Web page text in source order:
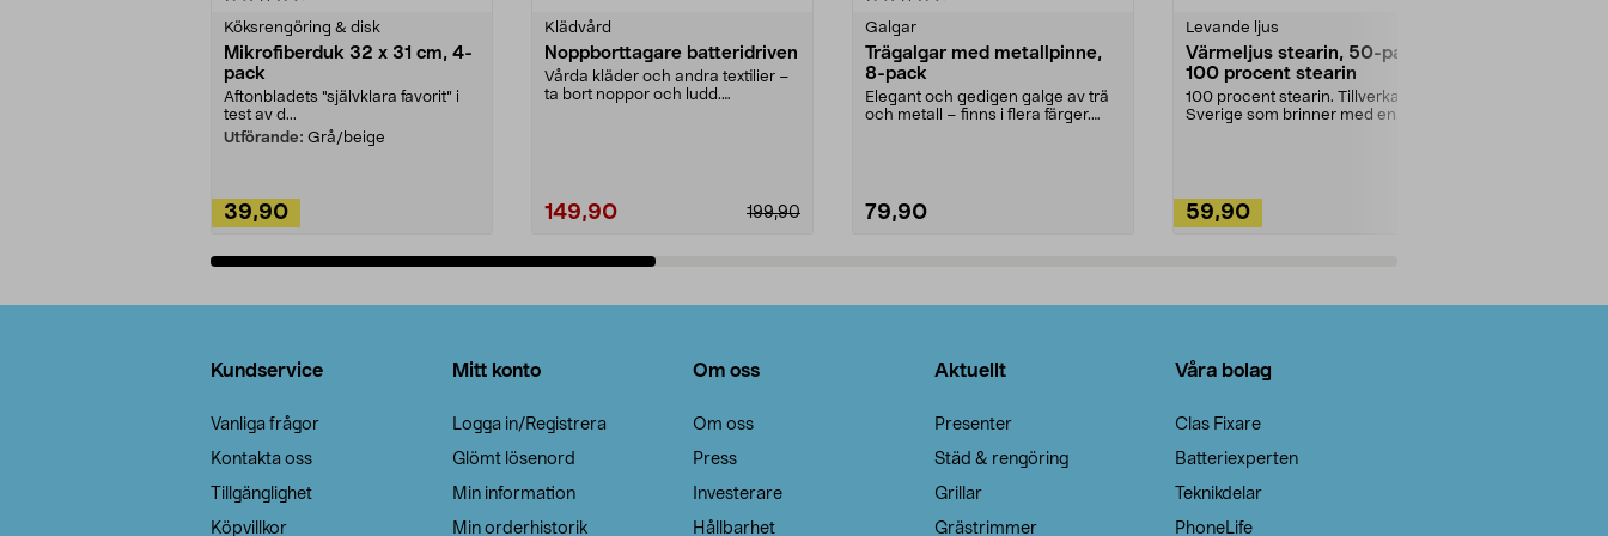
Köksrengöring & disk
Mikrofiberduk 32 x 31 cm, 4-
pack
Aftonbladets "självklara favorit” i
test av d...
Utförande: Grå/beige
39,90
Klädvård
Noppborttagare batteridriven
Vårda kläder och andra textilier –
ta bort noppor och ludd.
199,90
149,90
Galgar
Trägalgar med metallpinne,
8-pack
Elegant och gedigen galge av trä
och metall – finns i flera färger.
79,90
Levande ljus
Värmeljus stearin, 50-pack,
100 procent stearin
100 procent stearin. Tillverkade i
Sverige som brinner med en
59,90
Kundservice
Vanliga frågor
Kontakta oss
Tillgänglighet
Köpvillkor
Mitt konto
Logga in/Registrera
Glömt lösenord
Min information
Min orderhistorik
Om oss
Om oss
Press
Investerare
Hållbarhet
Aktuellt
Presenter
Städ & rengöring
Grillar
Grästrimmer
Våra bolag
Clas Fixare
Batteriexperten
Teknikdelar
PhoneLife